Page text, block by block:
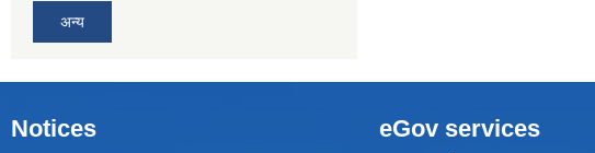
अन्य
Notices eGov services